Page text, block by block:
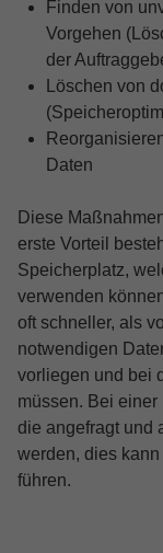
Finden von
Vorgehen
der
Löschen von
Daten
Diese
erste Vorteil
Speicherplatz,
verwenden
oft schneller, als
notwendigen
vorliegen und bei
müssen. Bei
die angefragt und
werden, dies
führen.